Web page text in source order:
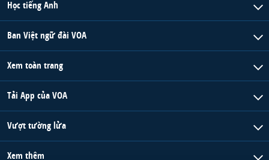
Học tiếng Anh
Ban Việt ngữ đài VOA
Xem toàn trang
Tải App của VOA
Vượt tường lửa
Xem thêm